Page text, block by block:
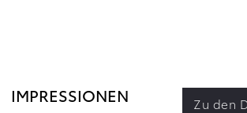
IMPRESSIONEN